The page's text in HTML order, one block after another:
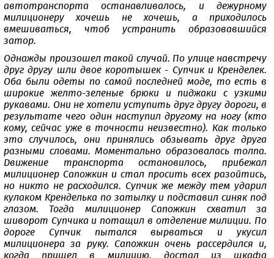
автотранспорта останавливалось, и дежурному
милиционеру хочешь не хочешь, а приходилось
вмешиваться, чтоб устранить образовавшийся
затор.
Однажды произошел такой случай. По улице навстречу
друг другу шли двое коротышек - Супчик и Кренделек.
Оба были одеты по самой последней моде, то есть в
широкие желто-зеленые брюки и пиджаки с узкими
рукавами. Они не хотели уступить друг другу дороги, в
результате чего один наступил другому на ногу (кто
кому, сейчас уже в точности неизвестно). Как только
это случилось, они принялись обзывать друг друга
разными словами. Моментально образовалась толпа.
Движение транспорта остановилось, прибежал
милиционер Сапожкин и стал просить всех разойтись,
но никто не расходился. Супчик же между тем ударил
кулаком Кренделька по затылку и подставил синяк под
глазом. Тогда милиционер Сапожкин схватил за
шиворот Супчика и потащил в отделение милиции. По
дороге Супчик пытался вырваться и укусил
милиционера за руку. Сапожкин очень рассердился и,
когда пришел в милицию, достал из шкафа